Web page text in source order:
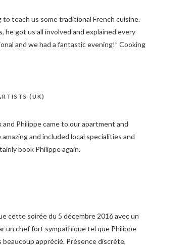
teach us some traditional French cuisine.
he got us all involved and explained every
and we had a fantastic evening!” Cooking
(UK)
Philippe came to our apartment and
and included local specialities and
book Philippe again.
cette soirée du 5 décembre 2016 avec un
un chef fort sympathique tel que Philippe
apprécié. Présence discrète,